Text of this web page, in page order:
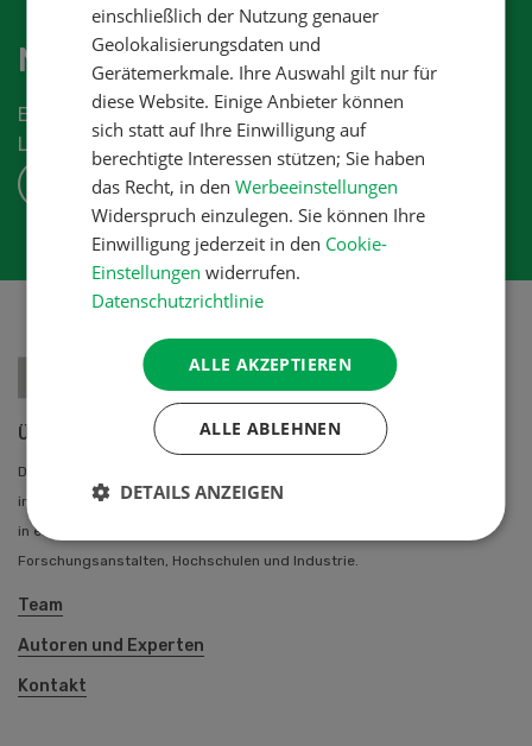
Newsletter abonnieren
Erhalten Sie die aktuellen News aus der
Landwirtschaftsbranche.
ABONNIEREN
Über uns
Die UFA-Revue bietet allen Schweizer Landwirtinnen und Landwirten
individuelle berufliche Problemlösungen an. Das UFA-Revue Team steht
in engem Kontakt mit einer Vielzahl von Fachautoren aus
Forschungsanstalten, Hochschulen und Industrie.
Team
Autoren und Experten
Kontakt
einschließlich der Nutzung genauer
Geolokalisierungsdaten und
Gerätemerkmale. Ihre Auswahl gilt nur für
diese Website. Einige Anbieter können
sich statt auf Ihre Einwilligung auf
berechtigte Interessen stützen; Sie haben
das Recht, in denWerbeeinstellungen
Widerspruch einzulegen. Sie können Ihre
Einwilligung jederzeit in den Cookie-
Einstellungen widerrufen.
Datenschutzrichtlinie
ALLE AKZEPTIEREN
ALLE ABLEHNEN
DETAILS ANZEIGEN